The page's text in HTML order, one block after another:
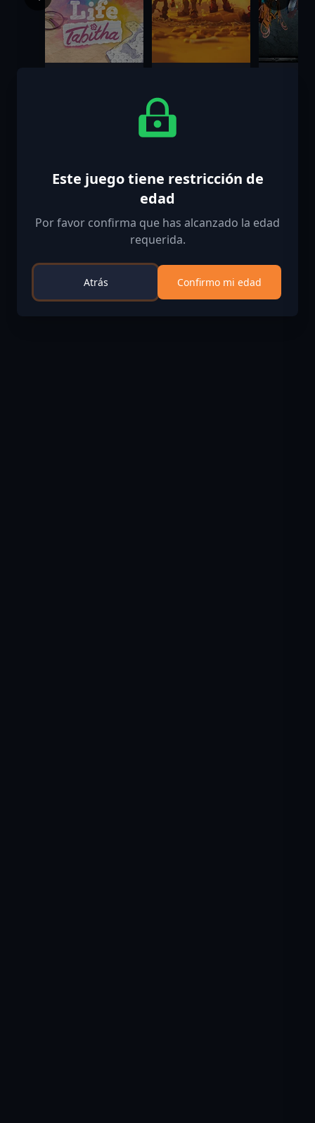
$19.99
Este juego tiene restricción de
edad
Por favor confirma que has alcanzado la edad
requerida.
Atrás Confirmo mi edad